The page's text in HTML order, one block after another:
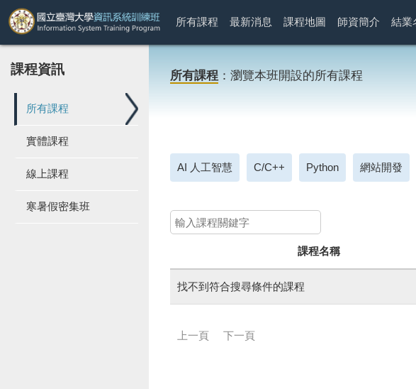
所有課程 最新消息 課程地圖 師資簡介 結業
課程資訊
所有課程
實體課程
線上課程
寒暑假密集班
所有課程 ：瀏覽本班開設的所有課程
AI 人工智慧 C/C++ Python 網站開發
課程名稱
找不到符合搜尋條件的課程
上一頁 下一頁